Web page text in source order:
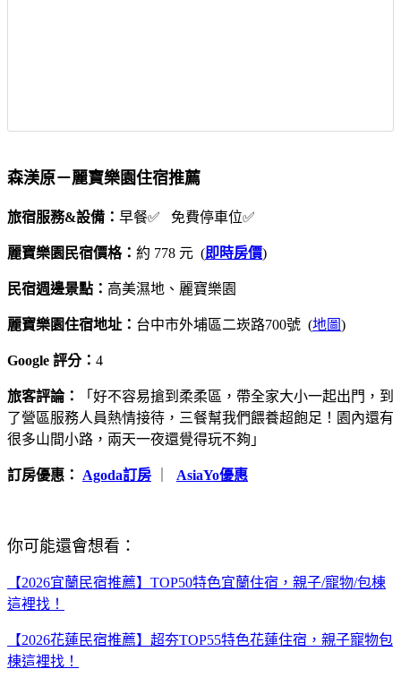
森渼原－麗寶樂園住宿推薦
旅宿服務&設備： 早餐✅ 免費停車位✅
麗寶樂園民宿價格： 約 778 元 (即時房價)
民宿週邊景點： 高美濕地、麗寶樂園
麗寶樂園住宿地址： 台中市外埔區二崁路700號 (地圖)
Google 評分： 4
旅客評論：
「好不容易搶到柔柔區，帶全家大小一起出門，到
了營區服務人員熱情接待，三餐幫我們餵養超飽足！園內還有
很多山間小路，兩天一夜還覺得玩不夠」
訂房優惠： Agoda訂房 AsiaYo優惠
你可能還會想看：
【2026宜蘭民宿推薦】TOP50特色宜蘭住宿，親子/寵物/包棟
這裡找！
【2026花蓮民宿推薦】超夯TOP55特色花蓮住宿，親子寵物包
棟這裡找！